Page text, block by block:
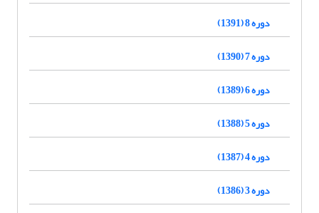
دوره 8 (1391)
دوره 7 (1390)
دوره 6 (1389)
دوره 5 (1388)
دوره 4 (1387)
دوره 3 (1386)